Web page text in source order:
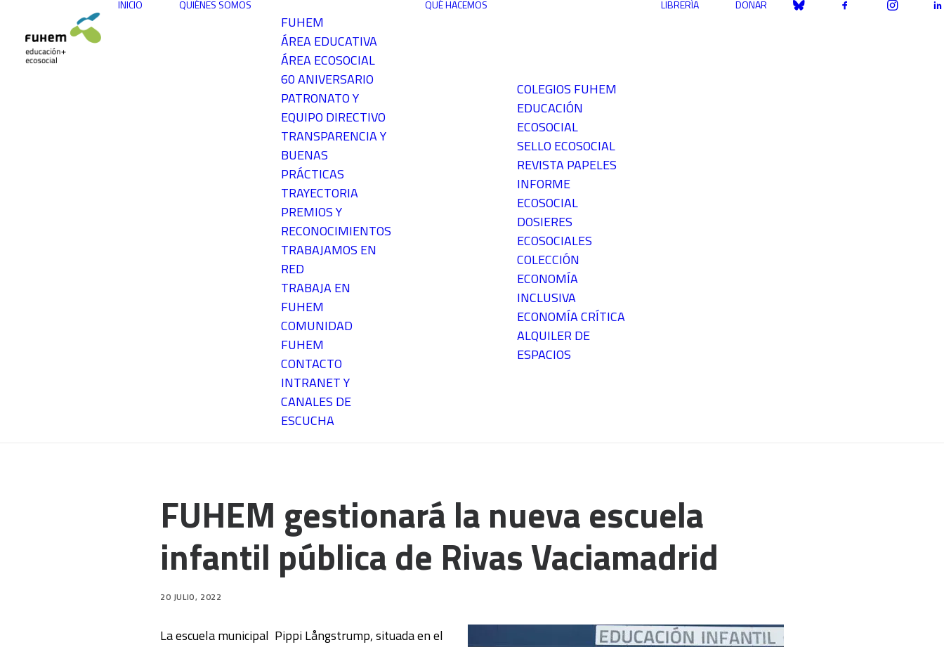
INICIO QUIÉNES SOMOS
FUHEM
ÁREA EDUCATIVA
ÁREA ECOSOCIAL
60 ANIVERSARIO
PATRONATO Y
EQUIPO DIRECTIVO
TRANSPARENCIA Y
BUENAS
PRÁCTICAS
TRAYECTORIA
PREMIOS Y
RECONOCIMIENTOS
TRABAJAMOS EN
RED
TRABAJA EN
FUHEM
COMUNIDAD
FUHEM
CONTACTO
INTRANET Y
CANALES DE
ESCUCHA
QUÉ HACEMOS
COLEGIOS FUHEM
EDUCACIÓN
ECOSOCIAL
SELLO ECOSOCIAL
REVISTA PAPELES
INFORME
ECOSOCIAL
DOSIERES
ECOSOCIALES
COLECCIÓN
ECONOMÍA
INCLUSIVA
ECONOMÍA CRÍTICA
ALQUILER DE
ESPACIOS
LIBRERÍA DONAR
FUHEM gestionará la nueva escuela
infantil pública de Rivas Vaciamadrid
20 JULIO, 2022
La escuela municipal Pippi Långstrump, situada en el